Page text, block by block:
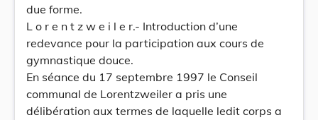
due forme.
L o r e n t z w e i l e r.- Introduction d’une
redevance pour la participation aux cours de
gymnastique douce.
En séance du 17 septembre 1997 le Conseil
communal de Lorentzweiler a pris une
délibération aux termes de laquelle ledit corps a